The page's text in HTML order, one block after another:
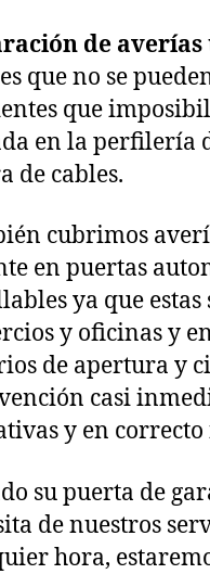
de averías
que no se
que
en la perfilería
de cables.
cubrimos
en puertas
ya que
y oficinas y
de apertura y
casi
y en
su puerta de
de nuestros
hora,